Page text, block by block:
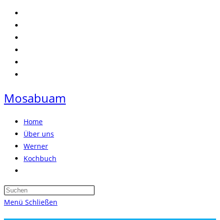
Zum
Inhalt
springen
Mosabuam
Home
Über uns
Werner
Kochbuch
umschalten
Press
Menü Schließen